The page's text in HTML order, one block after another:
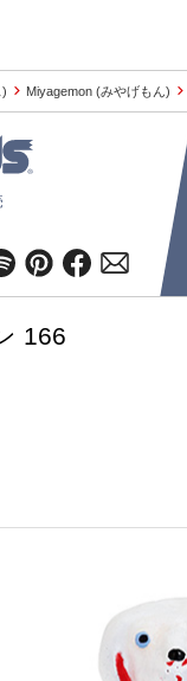
Miyagemon (みやげもん)
166